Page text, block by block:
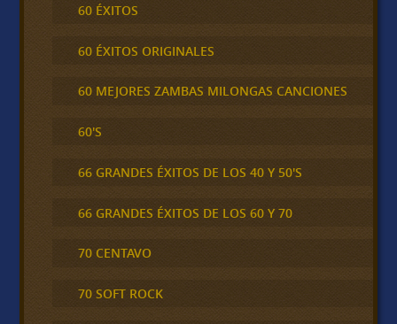
60 ÉXITOS
60 ÉXITOS ORIGINALES
60 MEJORES ZAMBAS MILONGAS CANCIONES
60'S
66 GRANDES ÉXITOS DE LOS 40 Y 50'S
66 GRANDES ÉXITOS DE LOS 60 Y 70
70 CENTAVO
70 SOFT ROCK